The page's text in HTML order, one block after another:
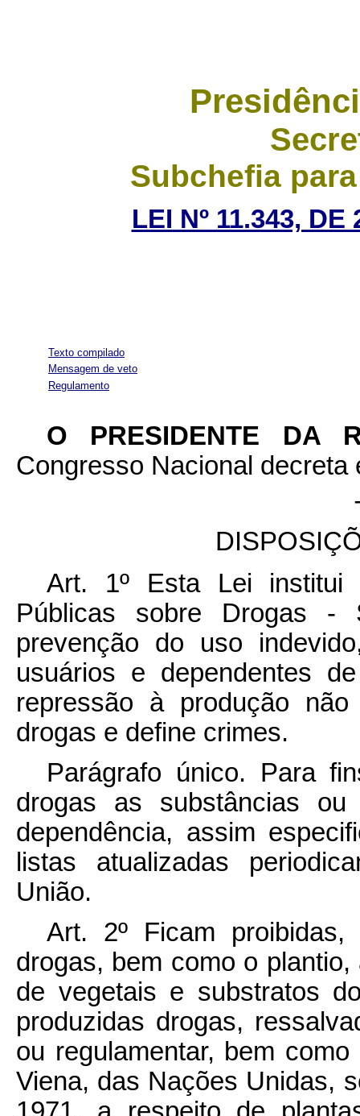
Subchefia
LEI Nº 11.343,
Texto compilado
Mensagem de veto
Regulamento
O PRESIDENTE DA
Congresso Nacional
Art. 1º Esta Lei institui
Públicas sobre Drogas -
prevenção do uso
usuários e dependentes
repressão à produção
drogas e define crimes.
Parágrafo único. Para
drogas as substâncias
dependência, assim
listas atualizadas
União.
Art. 2º Ficam
drogas, bem como o
de vegetais e substratos
produzidas drogas,
ou regulamentar, bem
Viena, das Nações Unidas,